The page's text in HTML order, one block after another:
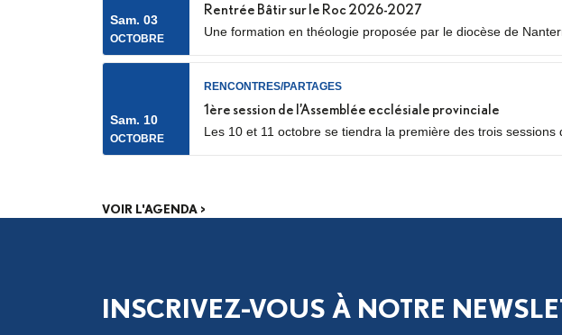
Sam. 03
OCTOBRE
Rentrée Bâtir sur le Roc 2026-2027
Une formation en théologie proposée par le diocèse de
Sam. 10
OCTOBRE
RENCONTRES/PARTAGES
1ère session de l’Assemblée ecclésiale provinciale
Les 10 et 11 octobre se tiendra la première des trois
VOIR L'AGENDA >
INSCRIVEZ-VOUS À NOTRE